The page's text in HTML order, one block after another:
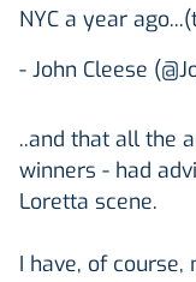
NYC a year
- John Cleese
..and that all the
winners - had
Loretta scene.
I have, of course,